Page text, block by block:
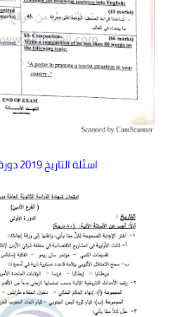
اسئلة التاريخ 2019 دورة اولى ادبي